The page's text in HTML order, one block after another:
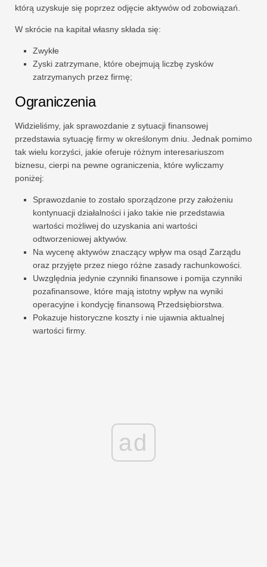
którą uzyskuje się poprzez odjęcie aktywów od zobowiązań.
W skrócie na kapitał własny składa się:
Zwykłe
Zyski zatrzymane, które obejmują liczbę zysków
zatrzymanych przez firmę;
Ograniczenia
Widzieliśmy, jak sprawozdanie z sytuacji finansowej
przedstawia sytuację firmy w określonym dniu. Jednak pomimo
tak wielu korzyści, jakie oferuje różnym interesariuszom
biznesu, cierpi na pewne ograniczenia, które wyliczamy
poniżej:
Sprawozdanie to zostało sporządzone przy założeniu
kontynuacji działalności i jako takie nie przedstawia
wartości możliwej do uzyskania ani wartości
odtworzeniowej aktywów.
Na wycenę aktywów znaczący wpływ ma osąd Zarządu
oraz przyjęte przez niego różne zasady rachunkowości.
Uwzględnia jedynie czynniki finansowe i pomija czynniki
pozafinansowe, które mają istotny wpływ na wyniki
operacyjne i kondycję finansową Przedsiębiorstwa.
Pokazuje historyczne koszty i nie ujawnia aktualnej
wartości firmy.
ad